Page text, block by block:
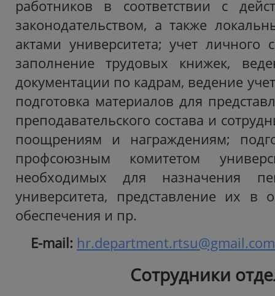
работников в соответствии с
законодательством, а также
актами университета; учет личного
заполнение трудовых книжек,
документации по кадрам, ведение
подготовка материалов для
преподавательского состава и
поощрениям и награждениям;
профсоюзным комитетом
необходимых для назначения
университета, представление их в
обеспечения и пр.
Е-mail: hr.department.rtsu@gmail.com
Сотрудники